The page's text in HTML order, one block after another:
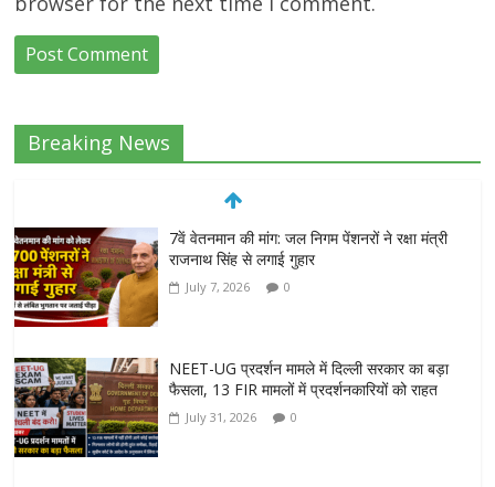
Breaking News
7वें वेतनमान की मांग: जल निगम पेंशनरों ने रक्षा मंत्री
राजनाथ सिंह से लगाई गुहार
July 7, 2026 0
NEET-UG प्रदर्शन मामले में दिल्ली सरकार का बड़ा
फैसला, 13 FIR मामलों में प्रदर्शनकारियों को राहत
July 31, 2026 0